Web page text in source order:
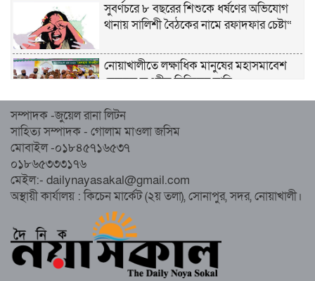
সুবর্ণচরে ৮ বছরের শিশুকে ধর্ষণের অভিযোগ
থানায় সালিশী বৈঠকের নামে রফাদফার চেষ্টা“
নোয়াখালীতে লক্ষাধিক মানুষের মহাসমাবেশ
হেজবুত তওহীদ নিষিদ্ধের দাবি
নোয়াখালীতে ইসলামী মহাসমাবেশের প্রস্তুতি
সম্পন্ন, অংশ নেবেন লক্ষাধিক মানুষ
নোয়াখালীতে ইসলামী ছাত্রশিবিরের ‘অদম্য
জুলাই’ মিছিল
সুবর্ণচরে মায়ের অভিযোগে সাবেক ভাইস
চেয়ারম্যান গ্রেপ্তার
সম্পাদক -জুয়েল রানা লিটন
সাহিত্য সম্পাদক - গোলাম মাওলা জসিম
মোবাইল -০১৮৪৫৭১৬৫৩৭
০১৮৬৫৩৩৩১৭৬
মেইল:- dailynayasakal@gmail.com
অস্থায়ী কার্যালয় : কিচেন মার্কেট (২য় তলা), সোনাপুর, সদর, নোয়াখালী।